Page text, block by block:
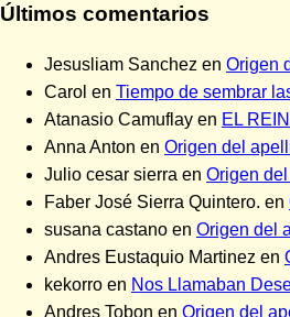
Últimos comentarios
Jesusliam Sanchez en Origen
Carol en Tiempo de sembrar
Atanasio Camuflay en EL
Anna Anton en Origen del
Julio cesar sierra en Origen
Faber José Sierra Quintero. en
susana castano en Origen del
Andres Eustaquio Martinez en
kekorro en Nos Llamaban
Andres Tobon en Origen del